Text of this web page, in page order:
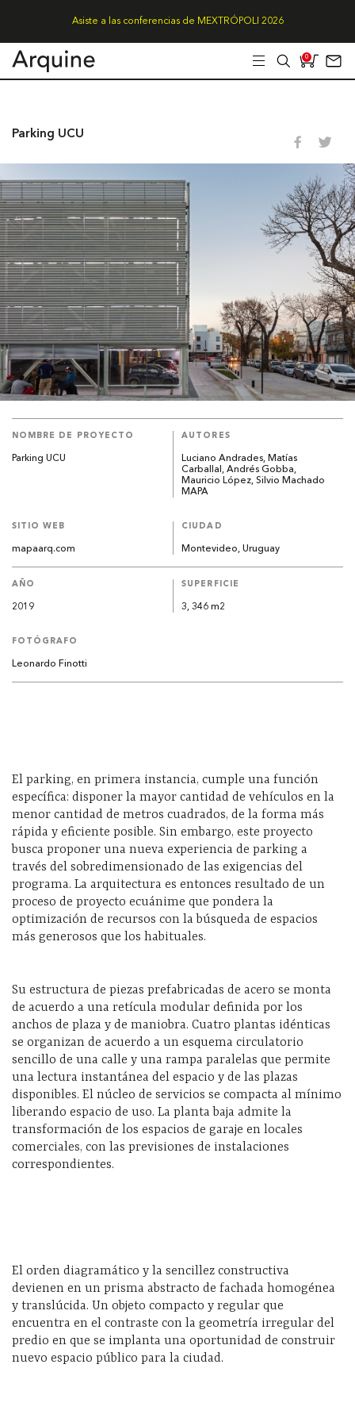
Asiste a las conferencias de MEXTRÓPOLI 2026
0
Parking UCU
NOMBRE DE PROYECTO
Parking UCU
AUTORES
Luciano Andrades, Matías
Carballal, Andrés Gobba,
Mauricio López, Silvio Machado
MAPA
SITIO WEB
mapaarq.com
CIUDAD
Montevideo, Uruguay
AÑO
2019
SUPERFICIE
3, 346 m2
FOTÓGRAFO
Leonardo Finotti
El parking, en primera instancia, cumple una función
específica: disponer la mayor cantidad de vehículos en la
menor cantidad de metros cuadrados, de la forma más
rápida y eficiente posible. Sin embargo, este proyecto
busca proponer una nueva experiencia de parking a
través del sobredimensionado de las exigencias del
programa. La arquitectura es entonces resultado de un
proceso de proyecto ecuánime que pondera la
optimización de recursos con la búsqueda de espacios
más generosos que los habituales.
Su estructura de piezas prefabricadas de acero se monta
de acuerdo a una retícula modular definida por los
anchos de plaza y de maniobra. Cuatro plantas idénticas
se organizan de acuerdo a un esquema circulatorio
sencillo de una calle y una rampa paralelas que permite
una lectura instantánea del espacio y de las plazas
disponibles. El núcleo de servicios se compacta al mínimo
liberando espacio de uso. La planta baja admite la
transformación de los espacios de garaje en locales
comerciales, con las previsiones de instalaciones
correspondientes.
El orden diagramático y la sencillez constructiva
devienen en un prisma abstracto de fachada homogénea
y translúcida. Un objeto compacto y regular que
encuentra en el contraste con la geometría irregular del
predio en que se implanta una oportunidad de construir
nuevo espacio público para la ciudad.